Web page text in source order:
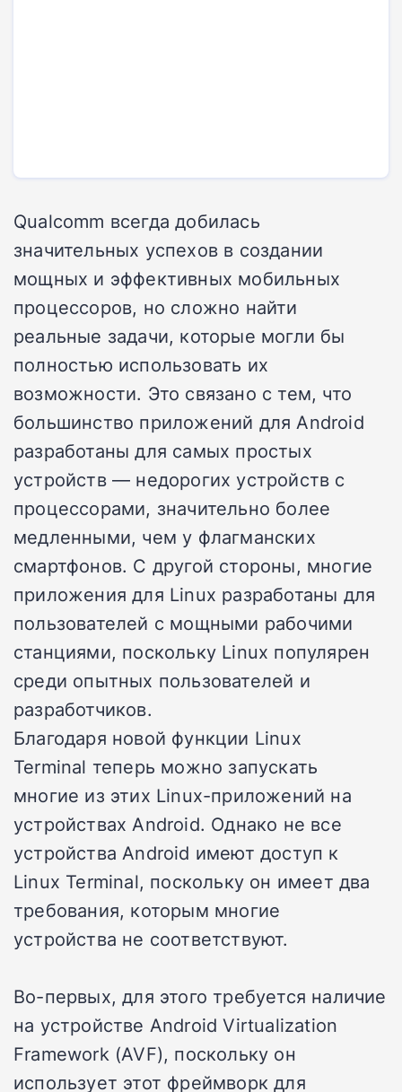
Qualcomm всегда добилась
значительных успехов в создании
мощных и эффективных мобильных
процессоров, но сложно найти
реальные задачи, которые могли бы
полностью использовать их
возможности. Это связано с тем, что
большинство приложений для Android
разработаны для самых простых
устройств — недорогих устройств с
процессорами, значительно более
медленными, чем у флагманских
смартфонов. С другой стороны, многие
приложения для Linux разработаны для
пользователей с мощными рабочими
станциями, поскольку Linux популярен
среди опытных пользователей и
разработчиков.
Благодаря новой функции Linux
Terminal теперь можно запускать
многие из этих Linux-приложений на
устройствах Android. Однако не все
устройства Android имеют доступ к
Linux Terminal, поскольку он имеет два
требования, которым многие
устройства не соответствуют.
Во-первых, для этого требуется наличие
на устройстве Android Virtualization
Framework (AVF), поскольку он
использует этот фреймворк для